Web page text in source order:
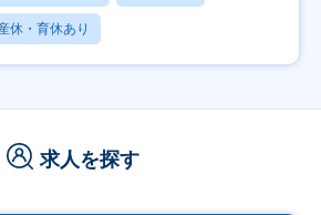
休・育休あり
求人を探す